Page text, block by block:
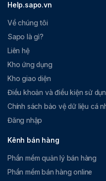
Help.sapo.vn
Về chúng tôi
Sapo là gì?
Liên hệ
Kho ứng dụng
Kho giao diện
Điều khoản và điều kiện sử
Chính sách bảo vệ dữ liệu cá
Đăng nhập
Kênh bán hàng
Phần mềm quản lý bán hàng
Phần mềm bán hàng online